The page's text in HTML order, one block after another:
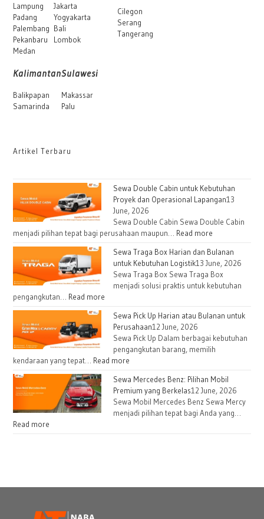
Lampung
Padang
Palembang
Pekanbaru
Medan
Jakarta
Yogyakarta
Bali
Lombok
Cilegon
Serang
Tangerang
Kalimantan
Balikpapan
Samarinda
Sulawesi
Makassar
Palu
Artikel Terbaru
Sewa Double Cabin untuk Kebutuhan
Proyek dan Operasional Lapangan13
June, 2026
Sewa Double Cabin Sewa Double Cabin
menjadi pilihan tepat bagi perusahaan maupun… Read more
Sewa Traga Box Harian dan Bulanan
untuk Kebutuhan Logistik13 June, 2026
Sewa Traga Box Sewa Traga Box
menjadi solusi praktis untuk kebutuhan
pengangkutan… Read more
Sewa Pick Up Harian atau Bulanan untuk
Perusahaan12 June, 2026
Sewa Pick Up Dalam berbagai kebutuhan
pengangkutan barang, memilih
kendaraan yang tepat… Read more
Sewa Mercedes Benz: Pilihan Mobil
Premium yang Berkelas12 June, 2026
Sewa Mobil Mercedes Benz Sewa Mercy
menjadi pilihan tepat bagi Anda yang…
Read more